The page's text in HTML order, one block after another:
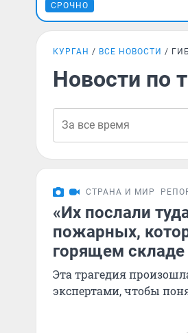
СРОЧНО
КУРГАН ВСЕ НОВОСТИ
Новости по
СТРАНА И МИР
«Их послали
пожарных,
горящем складе
Эта трагедия
экспертами, чтобы